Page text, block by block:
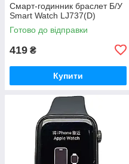
Смарт-годинник браслет Б/У
Smart Watch LJ737(D)
Готово до відправки
419 ₴
Купити